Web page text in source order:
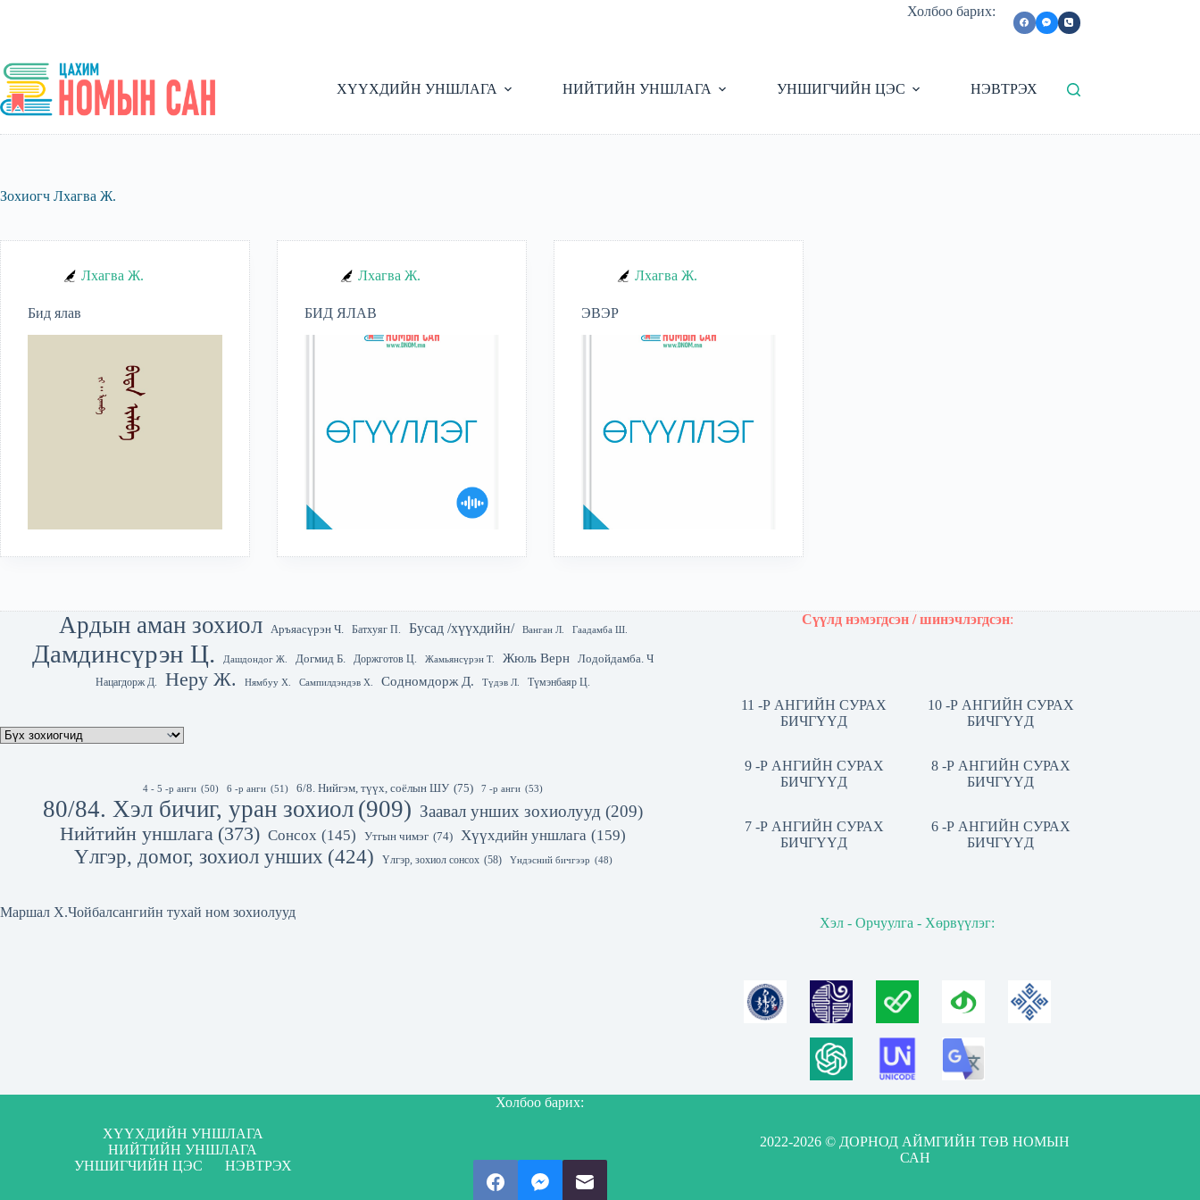
Холбоо барих:
ХҮҮХДИЙН УНШЛАГА НИЙТИЙН УНШЛАГА УНШИГЧИЙН ЦЭС НЭВТРЭХ
Зохиогч Лхагва Ж.
Лхагва Ж.
Бид ялав
Лхагва Ж.
БИД ЯЛАВ
Лхагва Ж.
ЭВЭР
Ардын аман зохиол Аръяасүрэн Ч. Батхуяг П. Бусад /хүүхдийн/ Ванган Л. Гаадамба Ш.
Дамдинсүрэн Ц. Дашдондог Ж. Догмид Б. Доржготов Ц. Жамьянсүрэн Т. Жюль Верн Лодойдамба. Ч
Нацагдорж Д. Неру Ж. Нямбуу Х. Сампилдэндэв Х. Содномдорж Д. Түдэв Л. Түмэнбаяр Ц.
4 - 5 -р анги (50) 6 -р анги (51) 6/8. Нийгэм, түүх, соёлын ШУ (75) 7 -р анги (53)
80/84. Хэл бичиг, уран зохиол (909) Заавал унших зохиолууд (209)
Нийтийн уншлага (373) Сонсох (145) Утгын чимэг (74) Хүүхдийн уншлага (159)
Үлгэр, домог, зохиол унших (424) Үлгэр, зохиол сонсох (58) Үндэсний бичгээр (48)
Маршал Х.Чойбалсангийн тухай ном зохиолууд
Сүүлд нэмэгдсэн / шинэчлэгдсэн:
11 -Р АНГИЙН СУРАХ
БИЧГҮҮД
10 -Р АНГИЙН СУРАХ
БИЧГҮҮД
9 -Р АНГИЙН СУРАХ
БИЧГҮҮД
8 -Р АНГИЙН СУРАХ
БИЧГҮҮД
7 -Р АНГИЙН СУРАХ
БИЧГҮҮД
6 -Р АНГИЙН СУРАХ
БИЧГҮҮД
Хэл - Орчуулга - Хөрвүүлэг:
ХҮҮХДИЙН УНШЛАГА
НИЙТИЙН УНШЛАГА
УНШИГЧИЙН ЦЭС
НЭВТРЭХ
Холбоо барих:
2022-2026 © ДОРНОД АЙМГИЙН ТӨВ НОМЫН
САН